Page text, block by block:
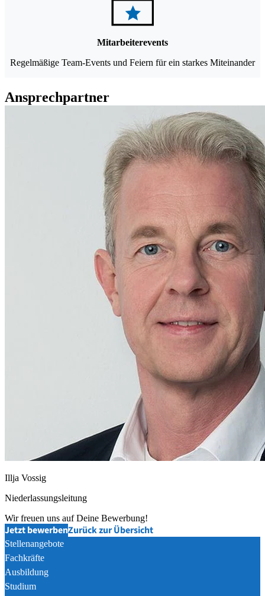
Mitarbeiterevents
Regelmäßige Team-Events und Feiern für ein starkes Miteinander
Ansprechpartner
Illja Vossig
Niederlassungsleitung
Wir freuen uns auf Deine Bewerbung!
Jetzt bewerbenZurück zur Übersicht
Stellenangebote
Fachkräfte
Ausbildung
Studium